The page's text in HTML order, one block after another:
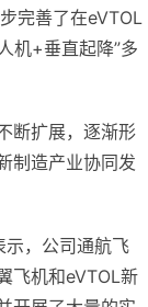
完善了在eVTOL
机+垂直起降”多
断扩展，逐渐形
制造产业协同发
，公司通航飞
飞机和eVTOL新